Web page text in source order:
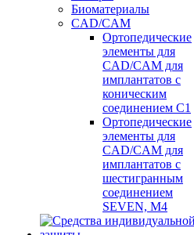
Биоматериалы
CAD/CAM
Ортопедические
элементы для
CAD/CAM для
имплантатов с
коническим
соединением С1
Ортопедические
элементы для
CAD/CAM для
имплантатов с
шестигранным
соединением
SEVEN, М4